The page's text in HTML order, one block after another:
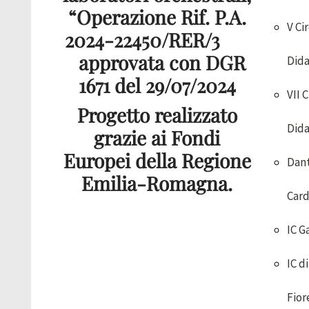
V
VII
IC
IC di
“Operazione Rif. P.A.
2024-22450/RER/3
approvata con DGR
1671 del 29/07/2024
Progetto realizzato
grazie ai Fondi
Europei della Regione
Emilia-Romagna.